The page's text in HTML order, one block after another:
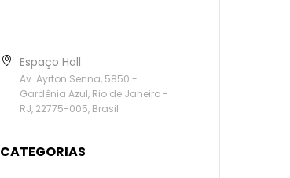
Espaço Hall
Av. Ayrton Senna, 5850 -
Gardênia Azul, Rio de Janeiro -
RJ, 22775-005, Brasil
CATEGORIAS